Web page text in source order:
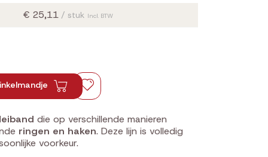
€ 25,11/ stuk Incl. BTW
die op verschillende manieren
ringen en haken. Deze lijn is volledig
voorkeur.